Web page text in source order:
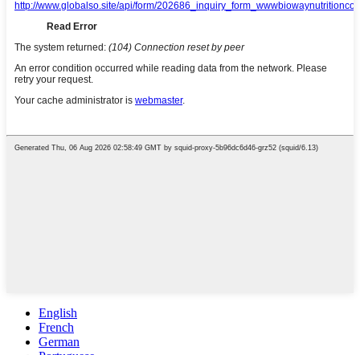
English
French
German